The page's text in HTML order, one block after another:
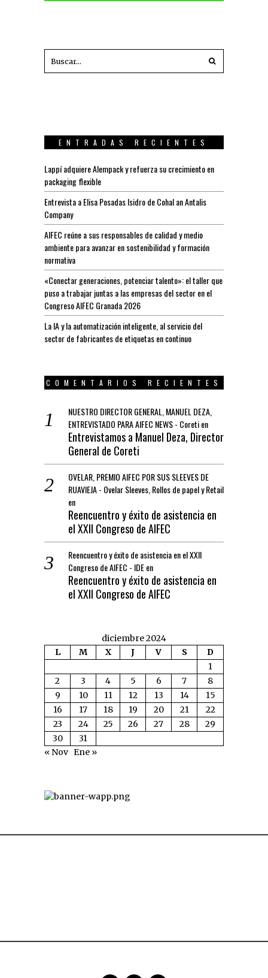
ENTRADAS RECIENTES
Lappí adquiere Alempack y refuerza su crecimiento en
packaging flexible
Entrevista a Elisa Posadas Isidro de Cohal an Antalis
Company
AIFEC reúne a sus responsables de calidad y medio
ambiente para avanzar en sostenibilidad y formación
normativa
«Conectar generaciones, potenciar talento»: el taller que
puso a trabajar juntas a las empresas del sector en el
Congreso AIFEC Granada 2026
La IA y la automatización inteligente, al servicio del
sector de fabricantes de etiquetas en continuo
COMENTARIOS RECIENTES
NUESTRO DIRECTOR GENERAL, MANUEL DEZA,
ENTREVISTADO PARA AIFEC NEWS - Coretien
Entrevistamos a Manuel Deza, Director
General de Coreti
OVELAR, PREMIO AIFEC POR SUS SLEEVES DE
RUAVIEJA - Ovelar Sleeves, Rollos de papel y Retail
en
Reencuentro y éxito de asistencia en
el XXII Congreso de AIFEC
Reencuentro y éxito de asistencia en el XXII
Congreso de AIFEC - IDEen
Reencuentro y éxito de asistencia en
el XXII Congreso de AIFEC
diciembre 2024
L
M X J V S
D
1
2
3 4 5 6 7
8
9
10 11 12 13 14
15
16
17 18 19 20 21
22
23
24 25 26 27 28
29
30
31
« Nov Ene »